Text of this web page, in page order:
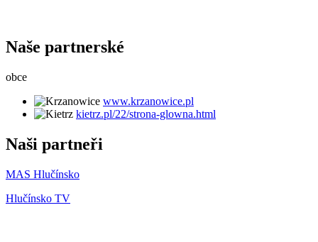
Naše partnerské
obce
www.krzanowice.pl
kietrz.pl/22/strona-glowna.html
Naši partneři
MAS Hlučínsko
Hlučínsko TV